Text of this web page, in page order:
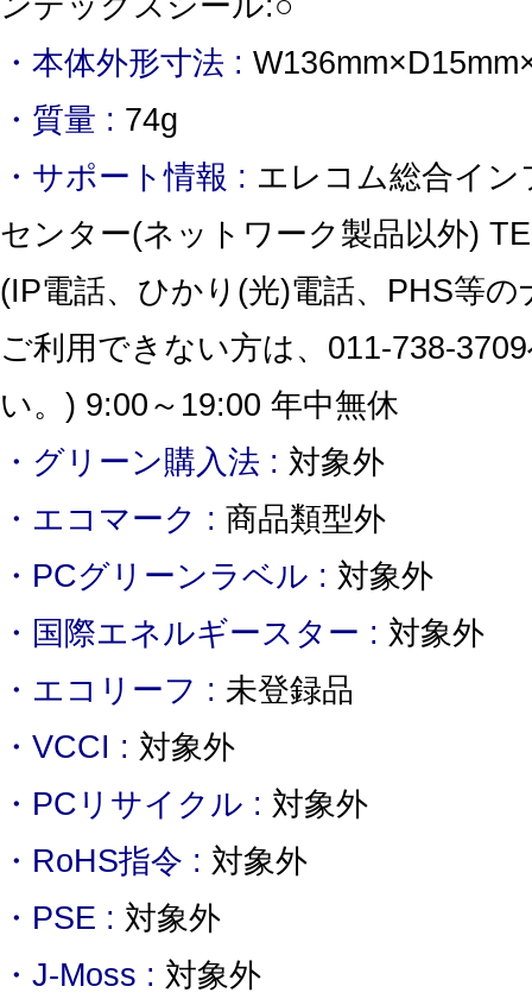
・本体外形寸法 :
・質量 : 74g
・サポート情報 : エレコム総合イ
センター(ネットワーク製品以外)
(IP電話、ひかり(光)電話、PHS等
ご利用できない方は、011-738-
い。) 9:00～19:00 年中無休
・グリーン購入法 : 対象外
・エコマーク : 商品類型外
・PCグリーンラベル : 対象外
・国際エネルギースター : 対象外
・エコリーフ : 未登録品
・VCCI : 対象外
・PCリサイクル : 対象外
・RoHS指令 : 対象外
・PSE : 対象外
・J-Moss : 対象外